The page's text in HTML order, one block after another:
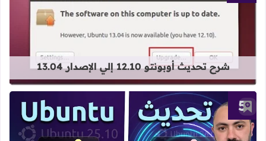
قراءة المزيد عن شرح تحديث أوبونتو 12.10 إلي الإصدار 13.04
شرح تحديث أوبونتو 12.10 إلي الإصدار 13.04
أضف إلى العلامات المرجعية